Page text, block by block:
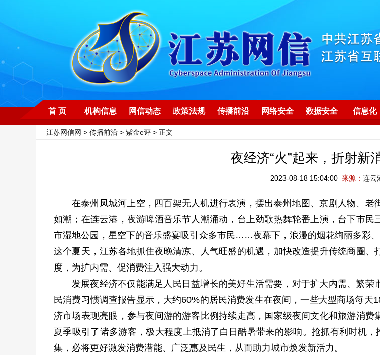
首 页 机构信息 网信动态 政策法规 传播前沿 网络安全 数据安全 信息化
江苏网信网 > 传播前沿 > 紫金e评 > 正文
夜经济“火”起来，折射新
2023-08-18 15:04:00 来源： 连云
在泰州凤城河上空，四百架无人机进行表演，摆出泰州地图、京剧人物、
如潮；在连云港，夜游啤酒音乐节人潮涌动，台上劲歌热舞轮番上演，台下市
市湿地公园，星空下的音乐盛宴吸引众多市民……夜幕下，浪漫的烟花绚丽多彩、
这个夏天，江苏各地抓住夜晚清凉、人气旺盛的机遇，加快改造提升传统商圈
度，为扩内需、促消费注入强大动力。
发展夜经济不仅能满足人民日益增长的美好生活需要，对于扩大内需、繁
民消费习惯调查报告显示，大约60%的居民消费发生在夜间，一些大型商场每
济市场表现亮眼，参与夜间游的游客比例持续走高，国家级夜间文化和旅游消
夏季吸引了诸多游客，极大程度上抵消了白日酷暑带来的影响。抢抓有利时机
集，必将更好激发消费潜能、广泛惠及民生，从而助力城市焕发新活力。